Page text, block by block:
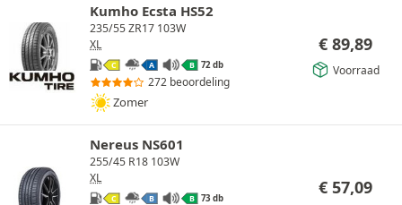
Kumho Ecsta HS52
235/55 ZR17 103W
XL
C A B 72 db
272 beoordeling
Zomer
€ 89,89
Voorraad
Nereus NS601
255/45 R18 103W
XL
C B B 73 db € 57,09